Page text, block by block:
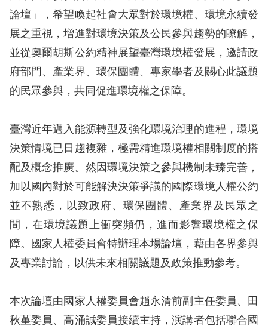
會
最
新
消
息
權
業
務
核
人
權
公
陳
情
論壇」，希望喚起社會大眾對於環境權、環境永續發
展之重視，增進對環境決策及公民參與趨勢的瞭解，
並從奧爾胡斯公約精神展望臺灣環境權發展，邀請政
府部門、產業界、環保團體、專家學者及關心此議題
的民眾參與，共同促進環境權之保障。
臺灣近年邁入能源轉型及強化環境治理的進程，環境
決策情境已日趨複雜，極需精進環境權相關制度的搭
配及概念推廣。然因環境決策之參與機制未臻完善，
加以國內對於可能解決決策爭議的國際環境人權公約
並不熟悉，以致政府、環保團體、產業界及民眾之
間，在環境議題上衝突頻仍，進而影響環境權之保
障。國家人權委員會特辦理本場論壇，藉由各界參與
及專業討論，以供未來相關議題及政策推動參考。
本次論壇由國家人權委員會趙永清前副主任委員、田
秋堇委員、高涌誠委員接續主持，演講者包括聯合國